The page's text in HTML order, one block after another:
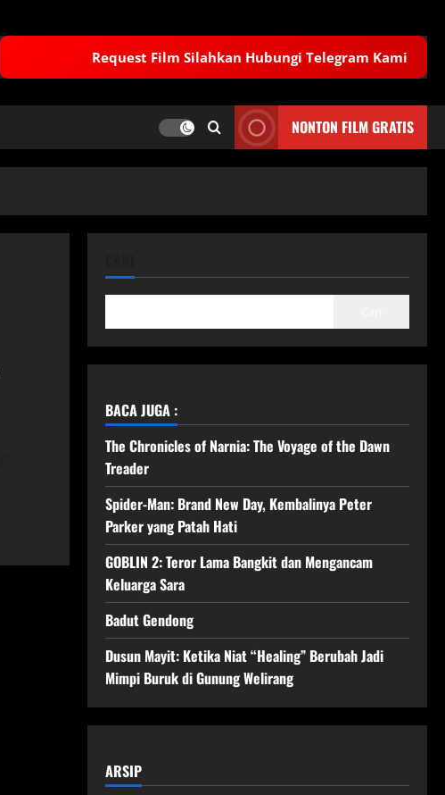
Request Film Silahkan Hubungi Telegram Kami
NONTON FILM GRATIS
BACA JUGA :
The Chronicles of Narnia: The Voyage of the Dawn
Treader
Spider-Man: Brand New Day, Kembalinya Peter
Parker yang Patah Hati
GOBLIN 2: Teror Lama Bangkit dan Mengancam
Keluarga Sara
Badut Gendong
Dusun Mayit: Ketika Niat “Healing” Berubah Jadi
Mimpi Buruk di Gunung Welirang
ARSIP